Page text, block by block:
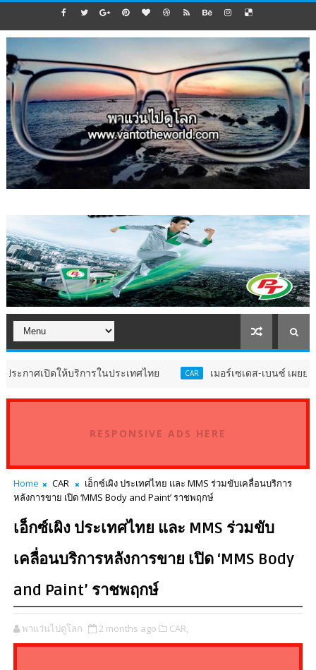
ให้บริการในประเทศไทย CAR เมอร์เซเดส-เบนซ์ เผยยอดขายครึ่
RESPONSIVE ADS HERE
Home CAR
เอ็กซ์เผิง ประเทศไทย และ MMS ร่วมขับเคลื่อนบริการ
หลังการขาย เปิด ‘MMS Body and Paint’ ราชพฤกษ์
เอ็กซ์เผิง ประเทศไทย และ MMS ร่วมขับ
เคลื่อนบริการหลังการขาย เปิด ‘MMS Body
and Paint’ ราชพฤกษ์
พาแว่นไปดูโลก 2 months ago CAR,